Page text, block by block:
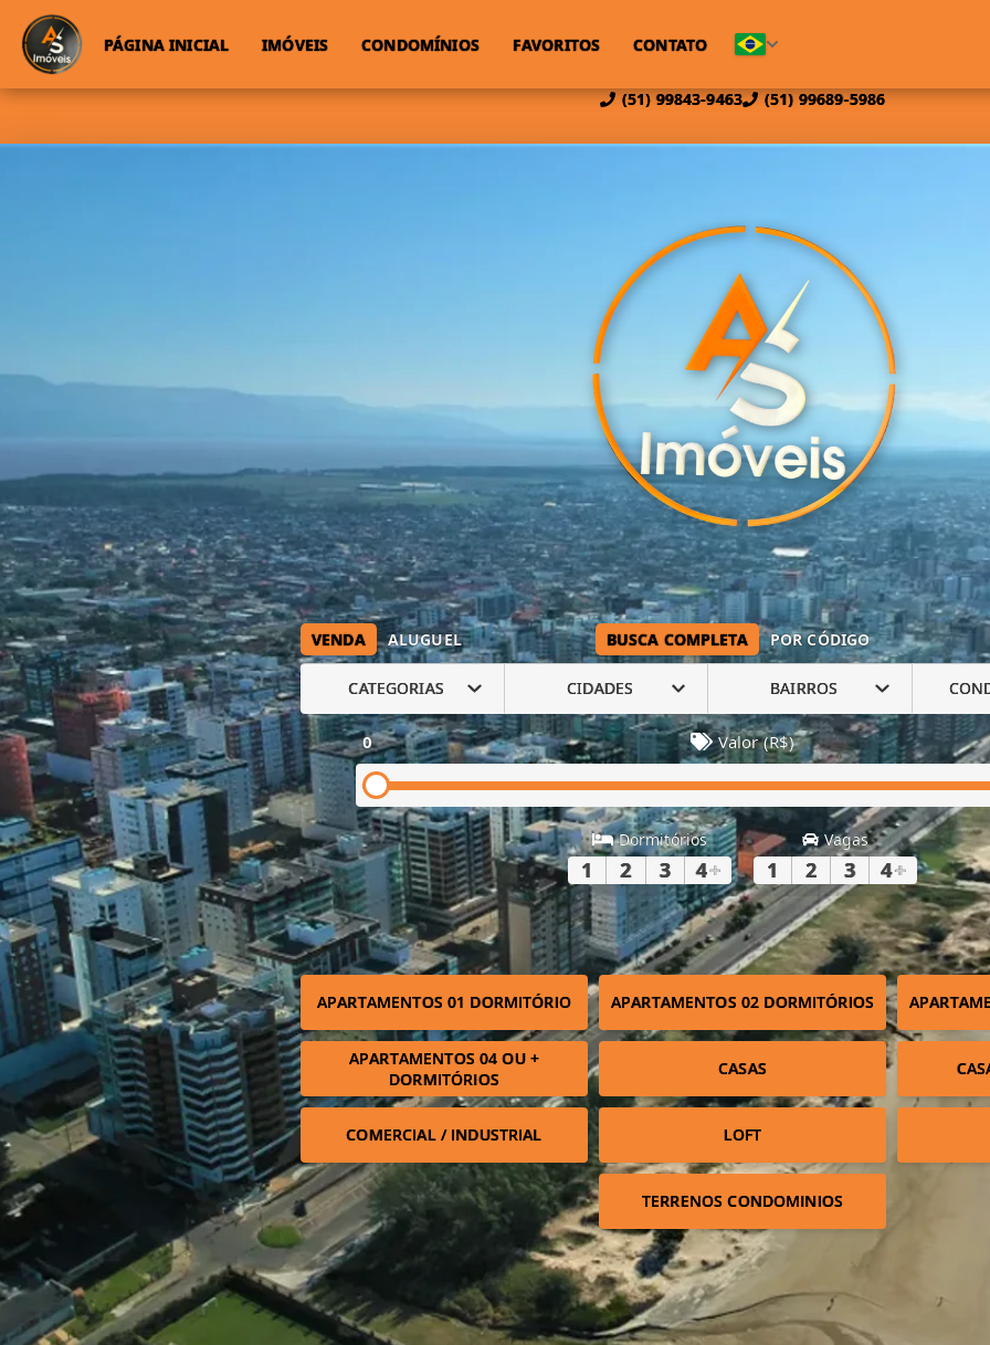
(51) 99843-9463 (51) 99689-5986
PÁGINA INICIAL IMÓVEIS CONDOMÍNIOS FAVORITOS CONTATO
VENDA ALUGUEL BUSCA COMPLETA POR CÓDIGO
CATEGORIAS CIDADES BAIRROS
0 Valor (R$)
Dormitórios
1 2 3 4+
Vagas
1 2 3 4+
APARTAMENTOS 01 DORMITÓRIO APARTAMENTOS 02 DORMITÓRIOS
APARTAMENTOS 04 OU +
DORMITÓRIOS
CASAS
COMERCIAL / INDUSTRIAL LOFT
TERRENOS CONDOMINIOS